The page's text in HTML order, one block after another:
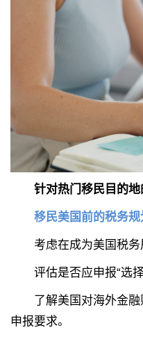
针对热门移民目的地
移民美国前的税务规
考虑在成为美国税务
评估是否应申报“选择
了解美国对海外金融
申报要求。